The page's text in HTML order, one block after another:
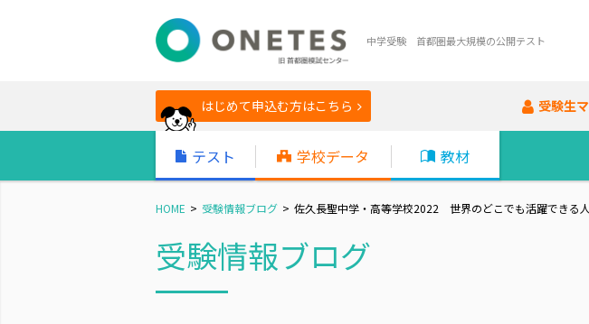
中学受験 首都圏最大規模の公開テスト
はじめて申込む方はこちら 受験生
テスト 学校データ 教材
HOME 受験情報ブログ 佐久長聖中学・高等学校2022 世界のどこでも活躍できる
受験情報ブログ